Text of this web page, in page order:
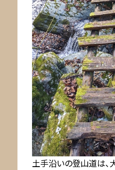
土手沿いの登山道は、